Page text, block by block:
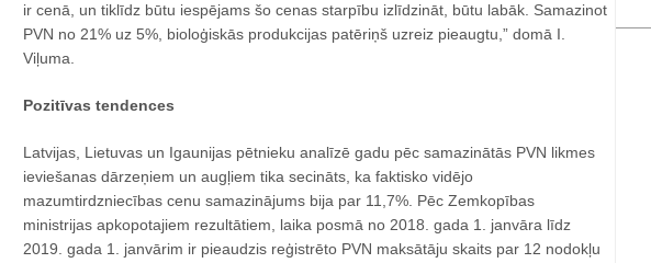
ir cenā, un tiklīdz būtu iespējams šo cenas starpību izlīdzināt, būtu labāk. Samazinot
PVN no 21% uz 5%, bioloģiskās produkcijas patēriņš uzreiz pieaugtu,” domā I.
Viļuma.
Pozitīvas tendences
Latvijas, Lietuvas un Igaunijas pētnieku analīzē gadu pēc samazinātās PVN likmes
ieviešanas dārzeņiem un augļiem tika secināts, ka faktisko vidējo
mazumtirdzniecības cenu samazinājums bija par 11,7%. Pēc Zemkopības
ministrijas apkopotajiem rezultātiem, laika posmā no 2018. gada 1. janvāra līdz
2019. gada 1. janvārim ir pieaudzis reģistrēto PVN maksātāju skaits par 12 nodokļu